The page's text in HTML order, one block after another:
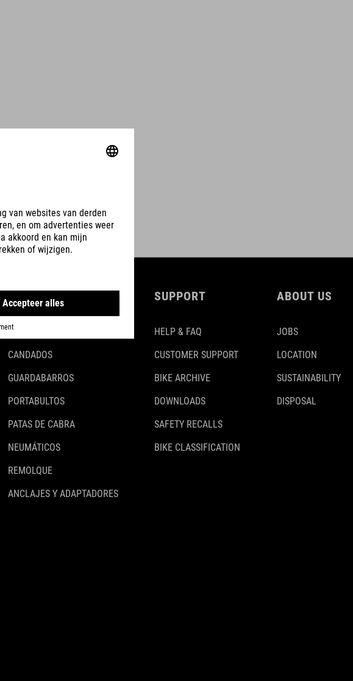
EQUIPMENT
ILUMINACIÓN
CANDADOS
GUARDABARROS
PORTABULTOS
PATAS DE CABRA
NEUMÁTICOS
REMOLQUE
ANCLAJES Y ADAPTADORES
SUPPORT
HELP & FAQ
CUSTOMER SUPPORT
BIKE ARCHIVE
DOWNLOADS
SAFETY RECALLS
BIKE CLASSIFICATION
ABOUT US
JOBS
LOCATION
SUSTAINABILITY
DISPOSAL